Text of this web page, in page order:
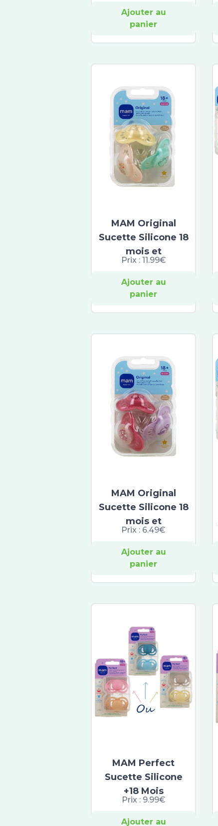
Ajouter au
panier
MAM Original
Sucette Silicone 18
mois et
Prix : 11.99€
Ajouter au
panier
MAM Original
Sucette Silicone 18
mois et
Prix : 6.49€
Ajouter au
panier
MAM Perfect
Sucette Silicone
+18 Mois
Prix : 9.99€
Ajouter au